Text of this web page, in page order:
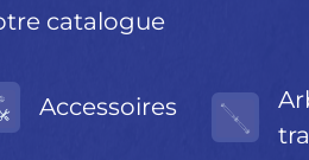
catalogue
Accessoires